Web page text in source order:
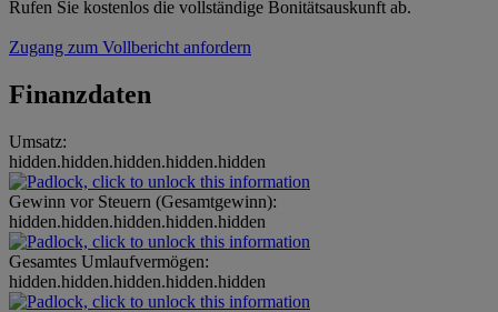
Rufen Sie kostenlos die vollständige Bonitätsauskunft ab.
Zugang zum Vollbericht anfordern
Finanzdaten
Umsatz:
hidden.hidden.hidden.hidden.hidden
Gewinn vor Steuern (Gesamtgewinn):
hidden.hidden.hidden.hidden.hidden
Gesamtes Umlaufvermögen:
hidden.hidden.hidden.hidden.hidden